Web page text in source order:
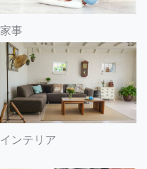
家事
インテリア